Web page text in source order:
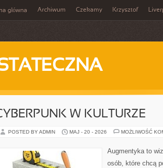
główna Archiwum Czekamy Krzysztof
W KULTURZE
POSTED BY ADMIN MAJ - 20 - 2026 MOŻLIWOŚĆ
Augmentyka to
osób, które chcą